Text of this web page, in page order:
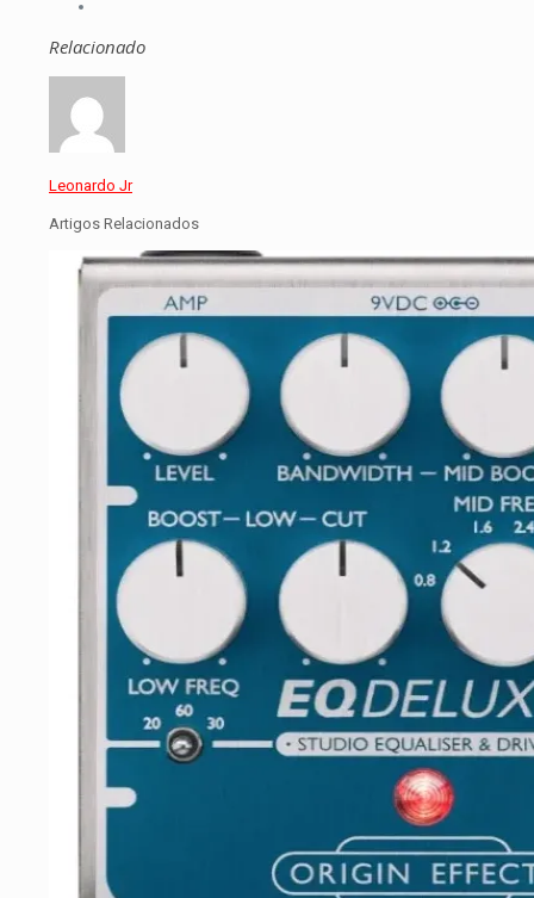
Relacionado
Leonardo Jr
Artigos Relacionados